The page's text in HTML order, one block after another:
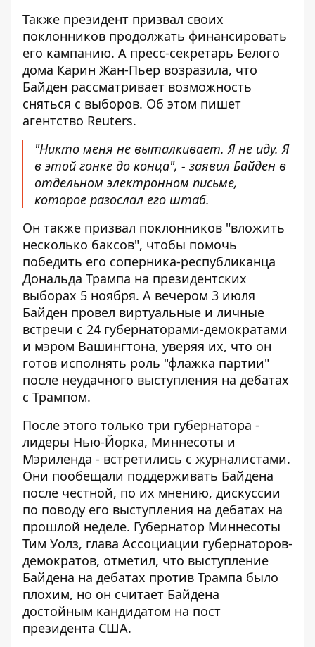
Также президент призвал своих
поклонников продолжать финансировать
его кампанию. А пресс-секретарь Белого
дома Карин Жан-Пьер возразила, что
Байден рассматривает возможность
сняться с выборов. Об этом пишет
агентство Reuters.
"Никто меня не выталкивает. Я не иду. Я
в этой гонке до конца", - заявил Байден в
отдельном электронном письме,
которое разослал его штаб.
Он также призвал поклонников "вложить
несколько баксов", чтобы помочь
победить его соперника-республиканца
Дональда Трампа на президентских
выборах 5 ноября. А вечером 3 июля
Байден провел виртуальные и личные
встречи с 24 губернаторами-демократами
и мэром Вашингтона, уверяя их, что он
готов исполнять роль "флажка партии"
после неудачного выступления на дебатах
с Трампом.
После этого только три губернатора -
лидеры Нью-Йорка, Миннесоты и
Мэриленда - встретились с журналистами.
Они пообещали поддерживать Байдена
после честной, по их мнению, дискуссии
по поводу его выступления на дебатах на
прошлой неделе. Губернатор Миннесоты
Тим Уолз, глава Ассоциации губернаторов-
демократов, отметил, что выступление
Байдена на дебатах против Трампа было
плохим, но он считает Байдена
достойным кандидатом на пост
президента США.